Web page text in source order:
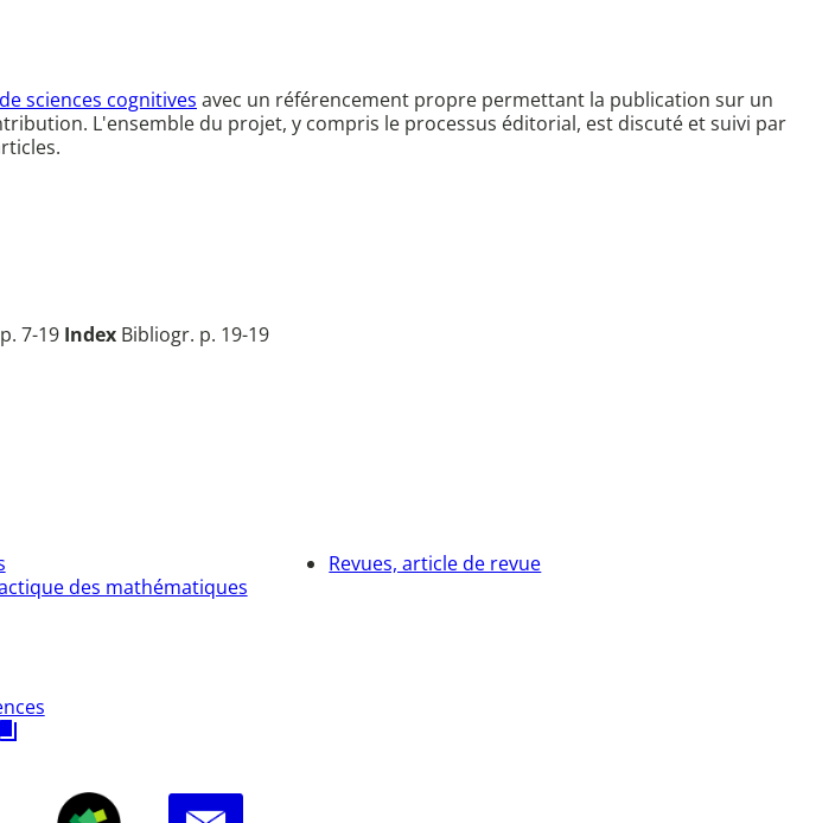
sciences cognitives avec un référencement propre permettant la publication sur un
L'ensemble du projet, y compris le processus éditorial, est discuté et suivi par
7-19 Index Bibliogr. p. 19-19
des mathématiques
Revues, article de revue